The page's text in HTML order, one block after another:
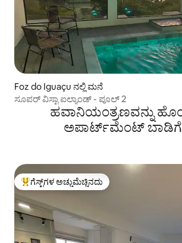
Foz do Iguaçu ನಲ್ಲಿ ಮನೆ
ಸೂಪರ್ ವಿಸ್ಟಾ ಐಲ್ಯಾಂಡ್ - ಪೂಲ್ 2
ಹವಾನಿಯಂತ್ರಣವನ್ನು
ಅಪಾರ್ಟ್‌ಮೆಂಟ್‌
ಗೆಸ್ಟ್‌ಗಳಿಗೆ ಅತಿ ಹೆಚ್ಚು ಅಚ್ಚುಮೆಚ್ಚಿನದು
ಗೆಸ್ಟ್‌ಗಳ ಅಚ್ಚುಮೆಚ್ಚಿನದು